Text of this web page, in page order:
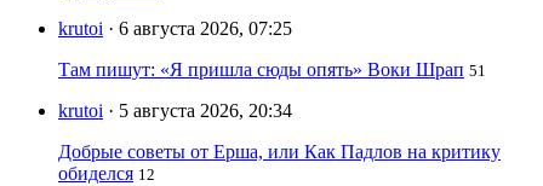
krutoi · 6 августа 2026, 07:25
Там пишут: «Я пришла сюды опять» Воки Шрап 51
krutoi · 5 августа 2026, 20:34
Добрые советы от Ерша, или Как Падлов на критику
обиделся 12